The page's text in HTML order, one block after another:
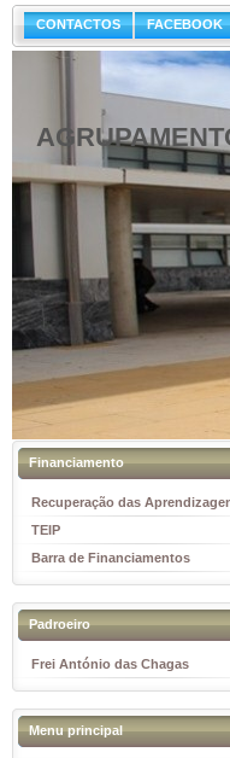
CONTACTOS FACEBOOK
Financiamento
Recuperação das
TEIP
Barra de Financiamentos
Padroeiro
Frei António das Chagas
Menu principal